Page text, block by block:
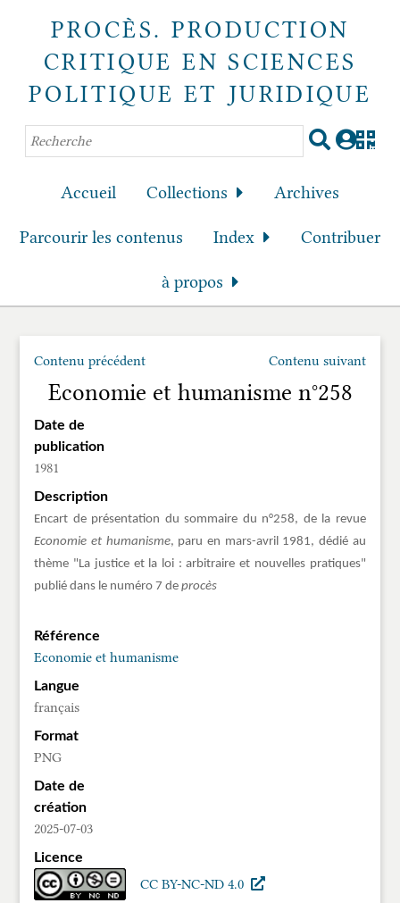
PROCÈS. PRODUCTION
CRITIQUE EN SCIENCES
POLITIQUE ET JURIDIQUE
Accueil Collections Archives
Parcourir les contenus Index Contribuer
à propos
Contenu précédent Contenu suivant
Economie et humanisme n°258
Date de
publication
1981
Description
Encart de présentation du sommaire du n°258, de la revue
Economie et humanisme, paru en mars-avril 1981, dédié au
thème "La justice et la loi : arbitraire et nouvelles pratiques"
publié dans le numéro 7 deprocès
Référence
Economie et humanisme
Langue
français
Format
PNG
Date de
création
2025-07-03
Licence
CC BY-NC-ND 4.0